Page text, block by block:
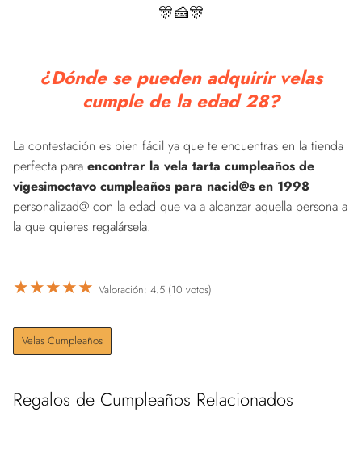
🎊🍰🎊
¿Dónde se pueden adquirir velas
cumple de la edad 28?
La contestación es bien fácil ya que te encuentras en la tienda
perfecta para encontrar la vela tarta cumpleaños de
vigesimoctavo cumpleaños para nacid@s en 1998
personalizad@ con la edad que va a alcanzar aquella persona a
la que quieres regalársela.
★★★★★ Valoración: 4.5 (10 votos)
Velas Cumpleaños
Regalos de Cumpleaños Relacionados